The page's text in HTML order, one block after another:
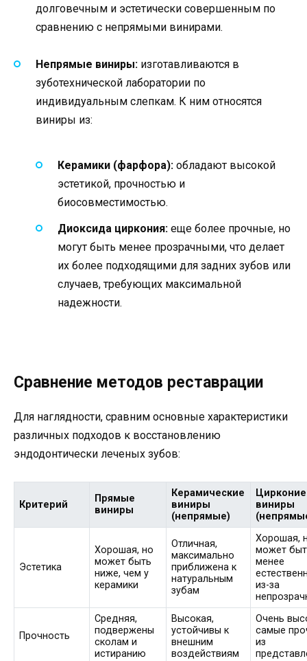
долговечным и эстетически совершенным по
сравнению с непрямыми винирами.
Непрямые виниры: изготавливаются в
зуботехнической лаборатории по
индивидуальным слепкам. К ним относятся
виниры из:
Керамики (фарфора): обладают высокой
эстетикой, прочностью и
биосовместимостью.
Диоксида циркония: еще более прочные, но
могут быть менее прозрачными, что делает
их более подходящими для задних зубов или
случаев, требующих максимальной
надежности.
Сравнение методов реставрации
Для наглядности, сравним основные характеристики
различных подходов к восстановлению
эндодонтически леченых зубов:
Критерий
Прямые
виниры
Керамические
виниры
(непрямые)
виниры
Эстетика
Хорошая, но
может быть
ниже, чем у
керамики
Отличная,
максимально
приближена к
натуральным
зубам
Хорошая,
может
менее
из-за
Прочность
Средняя,
подвержены
сколам и
истиранию
Высокая,
устойчивы к
внешним
воздействиям
Очень
самые
из